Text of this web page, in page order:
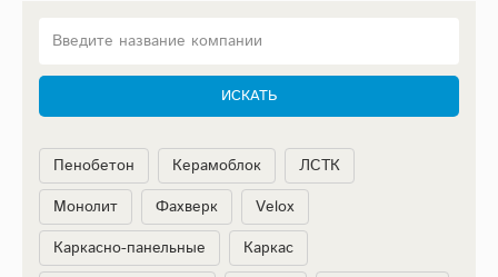
Введите название компании
ИСКАТЬ
Пенобетон Керамоблок
ЛСТК
Монолит
Фахверк
Velox
Каркасно-панельные
Каркас